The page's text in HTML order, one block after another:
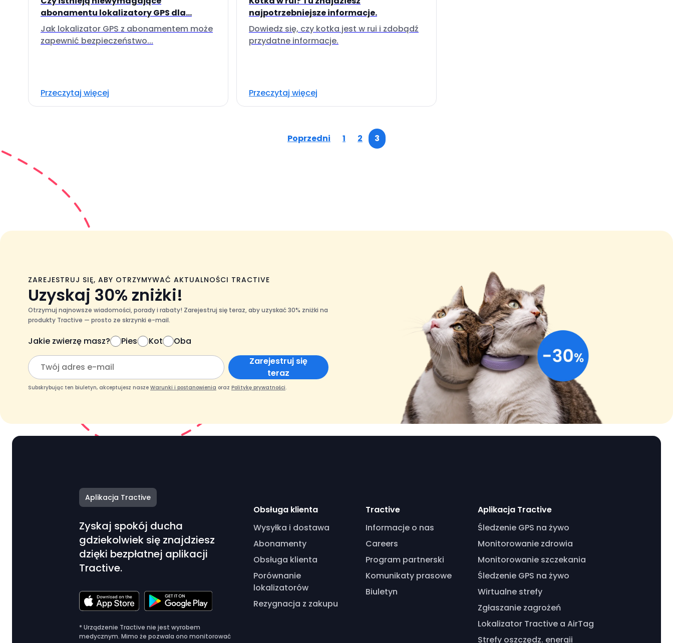
abonamentu lokalizatory GPS dla...
Jak lokalizator GPS z abonamentem może
zapewnić bezpieczeństwo...
Przeczytaj więcej
najpotrzebniejsze informacje.
Dowiedz się, czy kotka jest w rui i zdobądź
przydatne informacje.
Przeczytaj więcej
Poprzedni 1 2 3
ZAREJESTRUJ SIĘ, ABY OTRZYMYWAĆ AKTUALNOŚCI TRACTIVE
Uzyskaj 30% zniżki!
Otrzymuj najnowsze wiadomości, porady i rabaty! Zarejestruj się teraz, aby uzyskać 30% zniżki na
produkty Tractive — prosto ze skrzynki e-mail.
Jakie zwierzę masz? Pies Kot
Oba
Zarejestruj się
teraz
Subskrybując ten biuletyn, akceptujesz nasze Warunki i postanowienia oraz Politykę prywatności.
Aplikacja Tractive
Zyskaj spokój ducha
gdziekolwiek się znajdziesz
dzięki bezpłatnej aplikacji
Tractive.
* Urządzenie Tractive nie jest wyrobem
medycznym. Mimo że pozwala ono monitorować
Obsługa klienta
Wysyłka i dostawa
Abonamenty
Obsługa klienta
Porównanie
lokalizatorów
Rezygnacja z zakupu
Tractive
Informacje o nas
Careers
Program partnerski
Komunikaty prasowe
Biuletyn
Aplikacja Tractive
Śledzenie GPS na żywo
Monitorowanie zdrowia
Monitorowanie szczekania
Śledzenie GPS na żywo
Wirtualne strefy
Zgłaszanie zagrożeń
Lokalizator Tractive a AirTag
Strefy oszczędz. energii